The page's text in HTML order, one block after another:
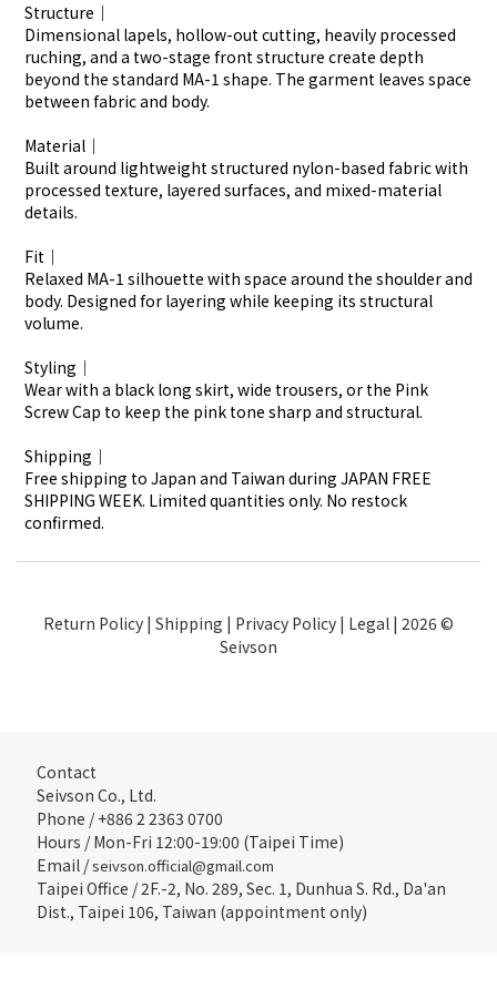
Structure｜
Dimensional lapels, hollow-out cutting, heavily processed
ruching, and a two-stage front structure create depth
beyond the standard MA-1 shape. The garment leaves space
between fabric and body.
Material｜
Built around lightweight structured nylon-based fabric with
processed texture, layered surfaces, and mixed-material
details.
Fit｜
Relaxed MA-1 silhouette with space around the shoulder and
body. Designed for layering while keeping its structural
volume.
Styling｜
Wear with a black long skirt, wide trousers, or the Pink
Screw Cap to keep the pink tone sharp and structural.
Shipping｜
Free shipping to Japan and Taiwan during JAPAN FREE
SHIPPING WEEK. Limited quantities only. No restock
confirmed.
Return Policy | Shipping | Privacy Policy | Legal | 2026 ©
Seivson
Contact
Seivson Co., Ltd.
Phone / +886 2 2363 0700
Hours / Mon-Fri 12:00-19:00 (Taipei Time)
Email /seivson.official@gmail.com
Taipei Office / 2F.-2, No. 289, Sec. 1, Dunhua S. Rd., Da'an
Dist., Taipei 106, Taiwan (appointment only)